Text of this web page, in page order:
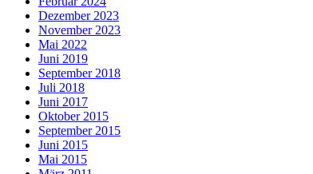
Dezember 2023
November 2023
Mai 2022
Juni 2019
September 2018
Juli 2018
Juni 2017
Oktober 2015
September 2015
Juni 2015
Mai 2015